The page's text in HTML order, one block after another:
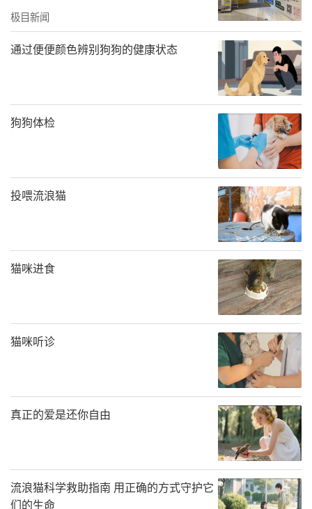
极目新闻
通过便便颜色辨别狗狗的健康状态
狗狗体检
投喂流浪猫
猫咪进食
猫咪听诊
真正的爱是还你自由
流浪猫科学救助指南 用正确的方式守护它
们的生命